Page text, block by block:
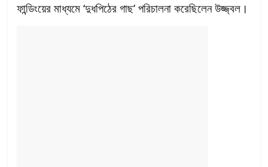
ফান্ডিংয়ের মাধ্যমে ‘দুধপিঠের গাছ’ পরিচালনা করেছিলেন উজ্জ্বল।